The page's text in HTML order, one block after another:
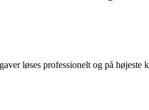
løses professionelt og på højeste